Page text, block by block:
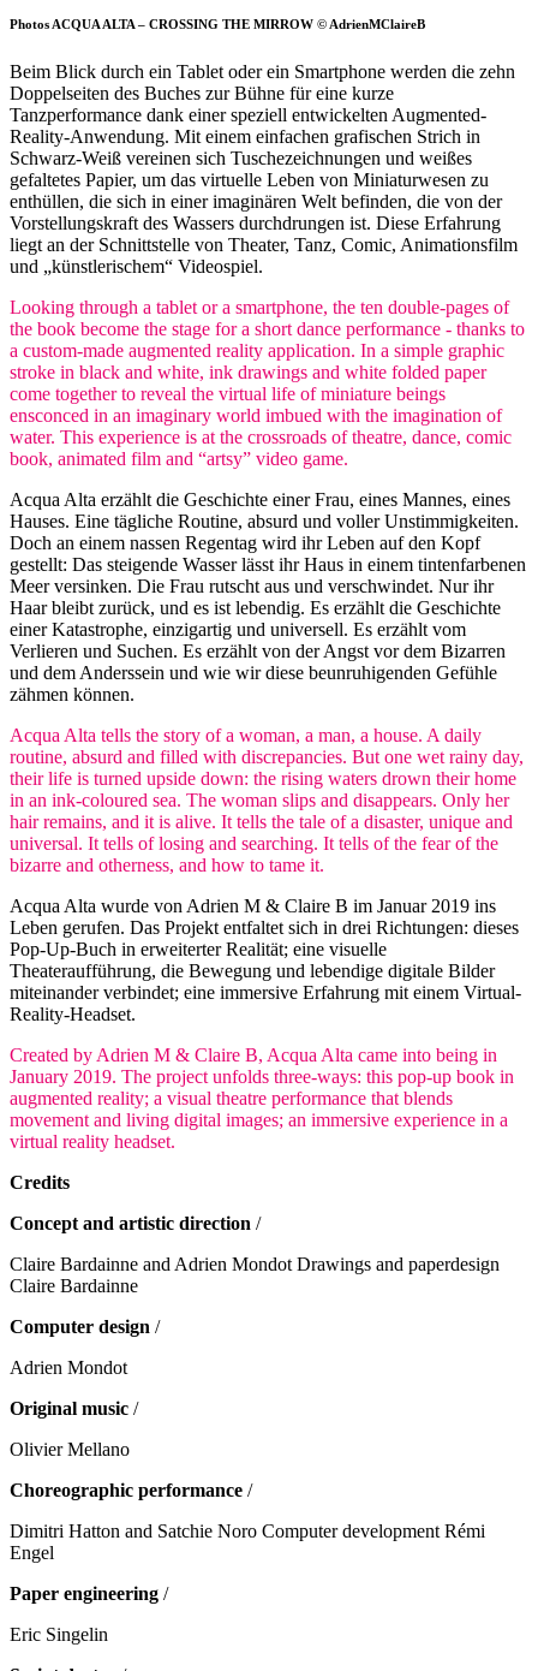
Photos ACQUA ALTA – CROSSING THE MIRROW © AdrienMClaireB
Beim Blick durch ein Tablet oder ein Smartphone werden die zehn
Doppelseiten des Buches zur Bühne für eine kurze
Tanzperformance dank einer speziell entwickelten Augmented-
Reality-Anwendung. Mit einem einfachen grafischen Strich in
Schwarz-Weiß vereinen sich Tuschezeichnungen und weißes
gefaltetes Papier, um das virtuelle Leben von Miniaturwesen zu
enthüllen, die sich in einer imaginären Welt befinden, die von der
Vorstellungskraft des Wassers durchdrungen ist. Diese Erfahrung
liegt an der Schnittstelle von Theater, Tanz, Comic, Animationsfilm
und „künstlerischem“ Videospiel.
Looking through a tablet or a smartphone, the ten double-pages of
the book become the stage for a short dance performance - thanks to
a custom-made augmented reality application. In a simple graphic
stroke in black and white, ink drawings and white folded paper
come together to reveal the virtual life of miniature beings
ensconced in an imaginary world imbued with the imagination of
water. This experience is at the crossroads of theatre, dance, comic
book, animated film and “artsy” video game.
Acqua Alta erzählt die Geschichte einer Frau, eines Mannes, eines
Hauses. Eine tägliche Routine, absurd und voller Unstimmigkeiten.
Doch an einem nassen Regentag wird ihr Leben auf den Kopf
gestellt: Das steigende Wasser lässt ihr Haus in einem tintenfarbenen
Meer versinken. Die Frau rutscht aus und verschwindet. Nur ihr
Haar bleibt zurück, und es ist lebendig. Es erzählt die Geschichte
einer Katastrophe, einzigartig und universell. Es erzählt vom
Verlieren und Suchen. Es erzählt von der Angst vor dem Bizarren
und dem Anderssein und wie wir diese beunruhigenden Gefühle
zähmen können.
Acqua Alta tells the story of a woman, a man, a house. A daily
routine, absurd and filled with discrepancies. But one wet rainy day,
their life is turned upside down: the rising waters drown their home
in an ink-coloured sea. The woman slips and disappears. Only her
hair remains, and it is alive. It tells the tale of a disaster, unique and
universal. It tells of losing and searching. It tells of the fear of the
bizarre and otherness, and how to tame it.
Acqua Alta wurde von Adrien M & Claire B im Januar 2019 ins
Leben gerufen. Das Projekt entfaltet sich in drei Richtungen: dieses
Pop-Up-Buch in erweiterter Realität; eine visuelle
Theateraufführung, die Bewegung und lebendige digitale Bilder
miteinander verbindet; eine immersive Erfahrung mit einem Virtual-
Reality-Headset.
Created by Adrien M & Claire B, Acqua Alta came into being in
January 2019. The project unfolds three-ways: this pop-up book in
augmented reality; a visual theatre performance that blends
movement and living digital images; an immersive experience in a
virtual reality headset.
Credits
Concept and artistic direction /
Claire Bardainne and Adrien Mondot Drawings and paperdesign
Claire Bardainne
Computer design /
Adrien Mondot
Original music /
Olivier Mellano
Choreographic performance /
Dimitri Hatton and Satchie Noro Computer development Rémi
Engel
Paper engineering /
Eric Singelin